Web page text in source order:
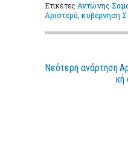
ΕτικέτεςΑντώνης
Αριστερά,κυβέρνηση
Νεότερη ανάρτηση
κή